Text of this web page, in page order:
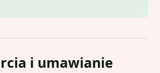
i umawianie